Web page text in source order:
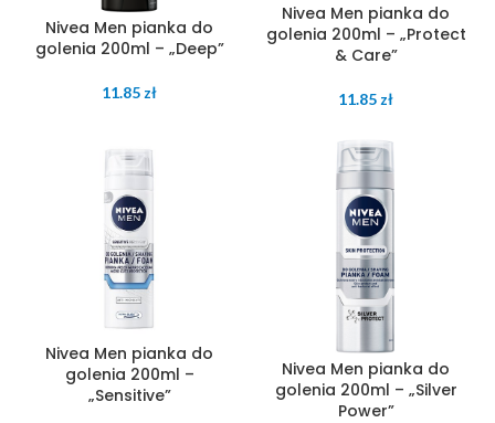
Nivea Men pianka do
golenia 200ml – „Deep”
11.85 zł
Nivea Men pianka do
golenia 200ml – „Protect
& Care”
11.85 zł
Nivea Men pianka do
golenia 200ml –
„Sensitive”
Nivea Men pianka do
golenia 200ml – „Silver
Power”